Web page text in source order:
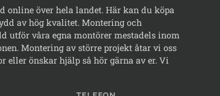
online över hela landet. Här kan du köpa
av hög kvalitet. Montering och
utför våra egna montörer mestadels inom
Montering av större projekt åtar vi oss
eller önskar hjälp så hör gärna av er. Vi